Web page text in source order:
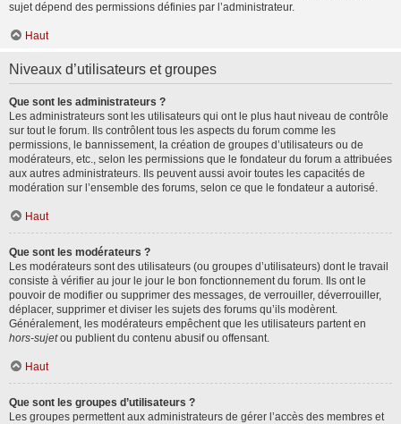
sujet dépend des permissions définies par l’administrateur.
Haut
Niveaux d’utilisateurs et groupes
Que sont les administrateurs ?
Les administrateurs sont les utilisateurs qui ont le plus haut niveau de contrôle
sur tout le forum. Ils contrôlent tous les aspects du forum comme les
permissions, le bannissement, la création de groupes d’utilisateurs ou de
modérateurs, etc., selon les permissions que le fondateur du forum a attribuées
aux autres administrateurs. Ils peuvent aussi avoir toutes les capacités de
modération sur l’ensemble des forums, selon ce que le fondateur a autorisé.
Haut
Que sont les modérateurs ?
Les modérateurs sont des utilisateurs (ou groupes d’utilisateurs) dont le travail
consiste à vérifier au jour le jour le bon fonctionnement du forum. Ils ont le
pouvoir de modifier ou supprimer des messages, de verrouiller, déverrouiller,
déplacer, supprimer et diviser les sujets des forums qu’ils modèrent.
Généralement, les modérateurs empêchent que les utilisateurs partent en
hors-sujetou publient du contenu abusif ou offensant.
Haut
Que sont les groupes d’utilisateurs ?
Les groupes permettent aux administrateurs de gérer l’accès des membres et